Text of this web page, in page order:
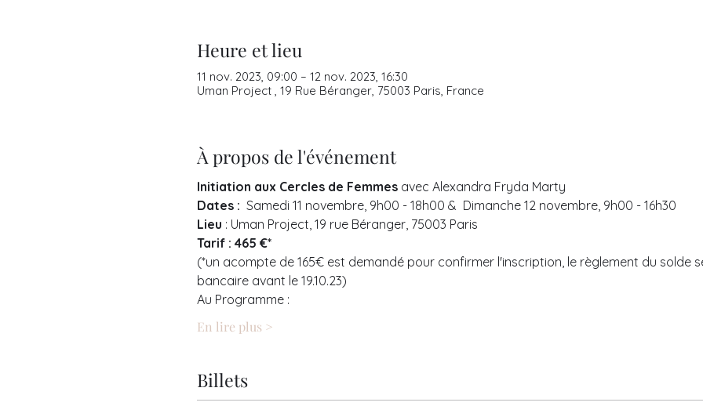
Heure et lieu
11 nov. 2023, 09:00 – 12 nov. 2023, 16:30
Uman Project , 19 Rue Béranger, 75003 Paris, France
À propos de l'événement
Initiation aux Cercles de Femmes avec Alexandra Fryda Marty
Dates : Samedi 11 novembre, 9h00 - 18h00 &  Dimanche 12 novembre, 9h00 - 16h30
Lieu : Uman Project, 19 rue Béranger, 75003 Paris
Tarif : 465 €*
(*un acompte de 165€ est demandé pour confirmer l'inscription, le règlement du solde
bancaire avant le 19.10.23)
Au Programme :
En lire plus >
Billets